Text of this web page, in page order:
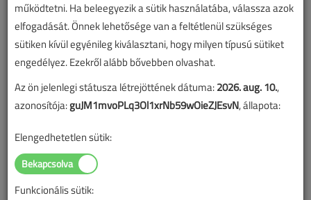
Lapszám:
TARTALOM
A specialista
2006/7-8. lapszám
Figylem! Ez a cikk 20 éve frissült utoljára. A benne szereplő
információk mára aktualitásukat veszíthették, valamint a tartalom
működtetni. Ha beleegyezik a sütik használatába, válassza azok
elfogadását. Önnek lehetősége van a feltétlenül szükséges
sütiken kívül egyénileg kiválasztani, hogy milyen típusú sütiket
engedélyez. Ezekről alább bővebben olvashat.
Az ön jelenlegi státusza létrejöttének dátuma:2026. aug. 10.,
azonosítója:guJM1mvoPLq3Ol1xrNb59wOieZJEsvN, állapota:
Elengedhetetlen sütik:
Funkcionális sütik: